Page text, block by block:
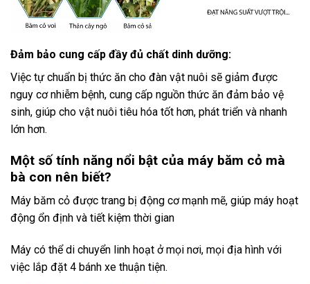
Đảm bảo cung cấp đầy đủ chất dinh dưỡng:
Việc tự chuẩn bị thức ăn cho đàn vật nuôi sẽ giảm được
nguy cơ nhiễm bệnh, cung cấp nguồn thức ăn đảm bảo vệ
sinh, giúp cho vật nuôi tiêu hóa tốt hơn, phát triển và nhanh
lớn hơn.
Một số tính năng nổi bật của máy băm cỏ mà
bà con nên biết?
Máy băm cỏ được trang bị động cơ mạnh mẽ, giúp máy hoạt
động ổn định và tiết kiệm thời gian
Máy có thể di chuyển linh hoạt ở mọi nơi, mọi địa hình với
việc lắp đặt 4 bánh xe thuận tiện.